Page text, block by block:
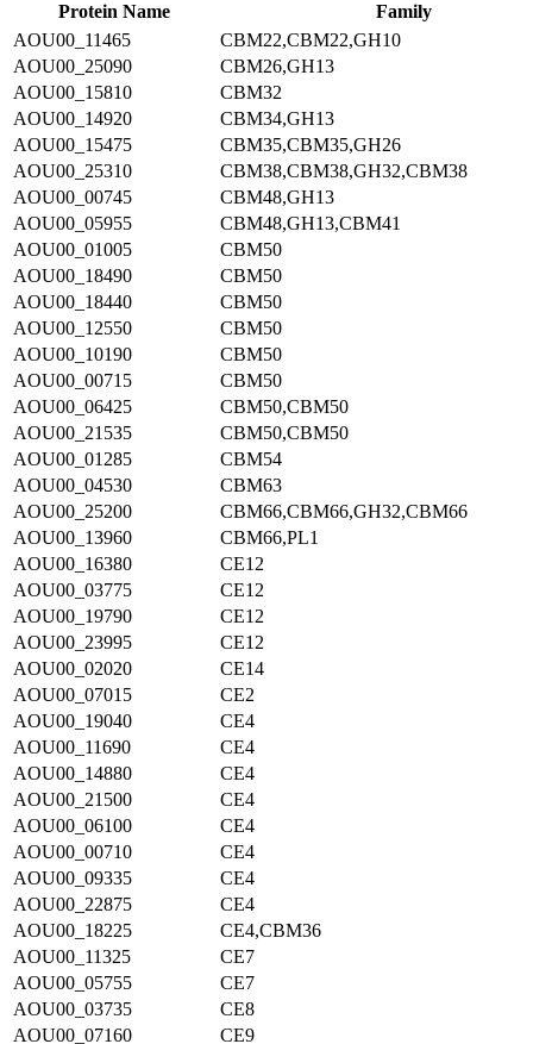
Protein Name
Family
AOU00_11465
CBM22,CBM22,GH10
AOU00_25090
CBM26,GH13
AOU00_15810
CBM32
AOU00_14920
CBM34,GH13
AOU00_15475
CBM35,CBM35,GH26
AOU00_25310
CBM38,CBM38,GH32,CBM38
AOU00_00745
CBM48,GH13
AOU00_05955
CBM48,GH13,CBM41
AOU00_01005
CBM50
AOU00_18490
CBM50
AOU00_18440
CBM50
AOU00_12550
CBM50
AOU00_10190
CBM50
AOU00_00715
CBM50
AOU00_06425
CBM50,CBM50
AOU00_21535
CBM50,CBM50
AOU00_01285
CBM54
AOU00_04530
CBM63
AOU00_25200
CBM66,CBM66,GH32,CBM66
AOU00_13960
CBM66,PL1
AOU00_16380
CE12
AOU00_03775
CE12
AOU00_19790
CE12
AOU00_23995
CE12
AOU00_02020
CE14
AOU00_07015
CE2
AOU00_19040
CE4
AOU00_11690
CE4
AOU00_14880
CE4
AOU00_21500
CE4
AOU00_06100
CE4
AOU00_00710
CE4
AOU00_09335
CE4
AOU00_22875
CE4
AOU00_18225
CE4,CBM36
AOU00_11325
CE7
AOU00_05755
CE7
AOU00_03735
CE8
AOU00_07160
CE9